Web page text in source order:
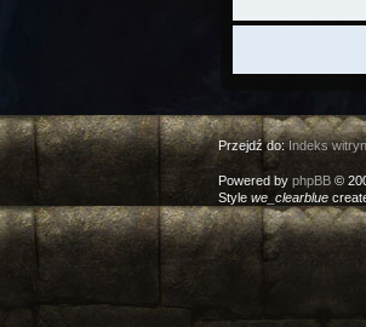
Przejdź do: Indeks
Powered by phpBB©
Style we_clearblue